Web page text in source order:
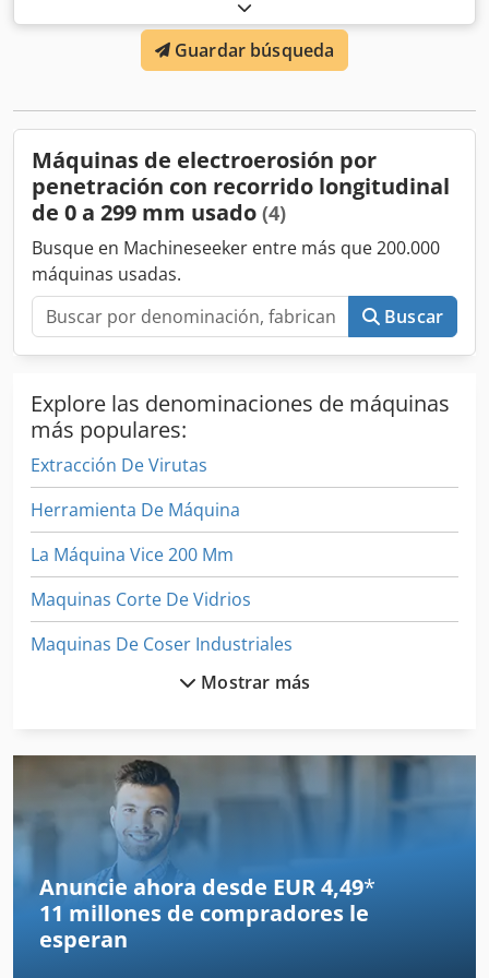
Recorrido del husillo (servo): 210 mm Peso máximo de la
pieza de trabajo: 500 kg Incluye dieléctrico casi nuevo,
filtros adicionales, manual de usuario Crjdpfxsry Tq Dj Am
151-153 DE - 44143 Dortmund - Wambel
Guardar búsqueda
Máquinas de electroerosión por
penetración con recorrido longitudinal
de 0 a 299 mm usado (4)
Busque en Machineseeker entre más que 200.000
máquinas usadas.
Buscar
Explore las denominaciones de máquinas
más populares:
Extracción De Virutas
Herramienta De Máquina
La Máquina Vice 200 Mm
Maquinas Corte De Vidrios
Maquinas De Coser Industriales
Maquinas De Embalaje
Máquina De Afilado
Máquina De Carpintería
Máquina De Desarrollo
Máquina De Envasado Al Vacío
Máquina De Fundición
Mostrar más
Anuncie ahora desde EUR 4,49*
11 millones de compradores le
esperan